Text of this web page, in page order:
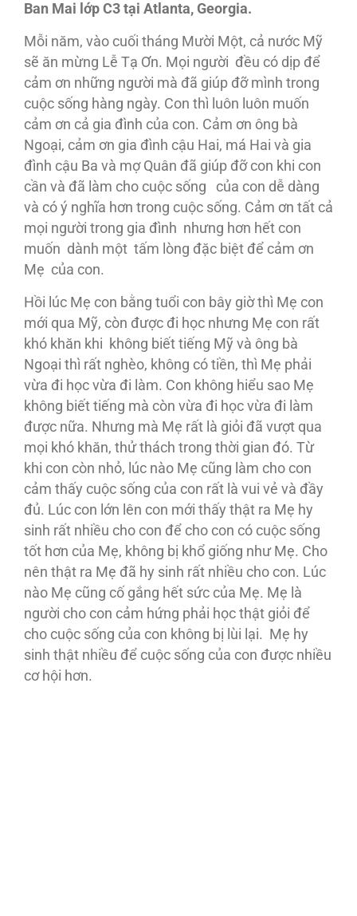
Ban Mai lớp C3 tại Atlanta, Georgia.
Mỗi năm, vào cuối tháng Mười Một, cả nước Mỹ
sẽ ăn mừng Lễ Tạ Ơn. Mọi người đều có dịp để
cảm ơn những người mà đã giúp đỡ mình trong
cuộc sống hàng ngày. Con thì luôn luôn muốn
cảm ơn cả gia đình của con. Cảm ơn ông bà
Ngoại, cảm ơn gia đình cậu Hai, má Hai và gia
đình cậu Ba và mợ Quân đã giúp đỡ con khi con
cần và đã làm cho cuộc sống của con dễ dàng
và có ý nghĩa hơn trong cuộc sống. Cảm ơn tất cả
mọi người trong gia đình nhưng hơn hết con
muốn dành một tấm lòng đặc biệt để cảm ơn
Mẹ của con.
Hồi lúc Mẹ con bằng tuổi con bây giờ thì Mẹ con
mới qua Mỹ, còn được đi học nhưng Mẹ con rất
khó khăn khi không biết tiếng Mỹ và ông bà
Ngoại thì rất nghèo, không có tiền, thì Mẹ phải
vừa đi học vừa đi làm. Con không hiểu sao Mẹ
không biết tiếng mà còn vừa đi học vừa đi làm
được nữa. Nhưng mà Mẹ rất là giỏi đã vượt qua
mọi khó khăn, thử thách trong thời gian đó. Từ
khi con còn nhỏ, lúc nào Mẹ cũng làm cho con
cảm thấy cuộc sống của con rất là vui vẻ và đầy
đủ. Lúc con lớn lên con mới thấy thật ra Mẹ hy
sinh rất nhiều cho con để cho con có cuộc sống
tốt hơn của Mẹ, không bị khổ giống như Mẹ. Cho
nên thật ra Mẹ đã hy sinh rất nhiều cho con. Lúc
nào Mẹ cũng cố gắng hết sức của Mẹ. Mẹ là
người cho con cảm hứng phải học thật giỏi để
cho cuộc sống của con không bị lùi lại. Mẹ hy
sinh thật nhiều để cuộc sống của con được nhiều
cơ hội hơn.